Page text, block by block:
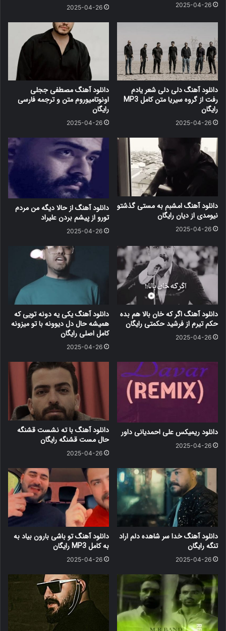
2025-04-26
2025-04-26
دانلود آهنگ دلی دلی شعر یادم
رفت از گروه سیریا متن کامل MP3
رایگان
2025-04-26
دانلود آهنگ مصطفی ججلی
اونوتامیوروم متن و ترجمه فارسی
رایگان
2025-04-26
دانلود آهنگ امشبم به مستی گذشتو
نیومدی از دیان رایگان
2025-04-26
دانلود آهنگ از حالا دیگه من مردم
تورو از پیشم بردن علیراد
2025-04-26
دانلود آهنگ اگر که خان بالا هم بده
حکم تیرم از فرشید حکمتی رایگان
2025-04-26
دانلود آهنگ یکی یه دونه تویی که
همیشه حال دل دیوونه با تو میزونه
کامل اصلی رایگان
2025-04-26
دانلود ریمیکس علی احمدیانی داور
2025-04-26
دانلود آهنگ با ته نشست قشنگه
حال مست قشنگه رایگان
2025-04-26
دانلود آهنگ خدا سر شاهده دلم اراد
تنگه رایگان
2025-04-26
دانلود آهنگ ﺗﻮ ﺑﺎﺷﻰ ﺑﺎرون ﺑﻴﺎد ﺑﻪ
ﺑﻪ کامل MP3 رایگان
2025-04-26